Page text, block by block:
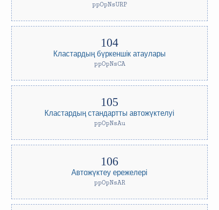
ppOpNsURP
Кластардың бүркеншік атаулары
ppOpNsCA
Кластардың стандартты автожүктелуі
ppOpNsAu
Автожүктеу ережелері
ppOpNsAR